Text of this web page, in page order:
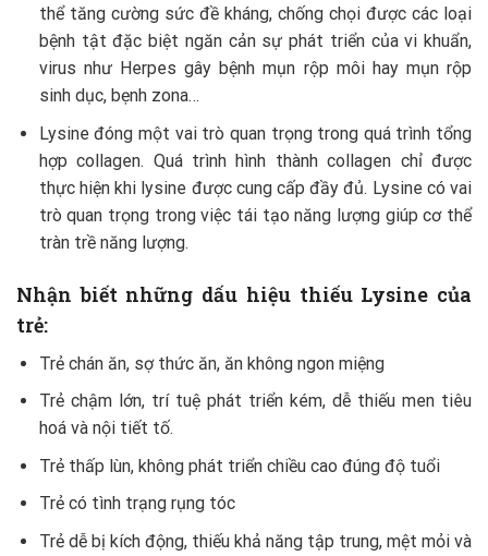
thể tăng cường sức đề kháng, chống chọi được các loại
bệnh tật đặc biệt ngăn cản sự phát triển của vi khuẩn,
virus như Herpes gây bệnh mụn rộp môi hay mụn rộp
sinh dục, bẹnh zona…
Lysine đóng một vai trò quan trọng trong quá trình tổng
hợp collagen. Quá trình hình thành collagen chỉ được
thực hiện khi lysine được cung cấp đầy đủ. Lysine có vai
trò quan trọng trong việc tái tạo năng lượng giúp cơ thể
tràn trề năng lượng.
Nhận biết những dấu hiệu thiếu Lysine của
trẻ:
Trẻ chán ăn, sợ thức ăn, ăn không ngon miệng
Trẻ chậm lớn, trí tuệ phát triển kém, dễ thiếu men tiêu
hoá và nội tiết tố.
Trẻ thấp lùn, không phát triển chiều cao đúng độ tuổi
Trẻ có tình trạng rụng tóc
Trẻ dễ bị kích động, thiếu khả năng tập trung, mệt mỏi và